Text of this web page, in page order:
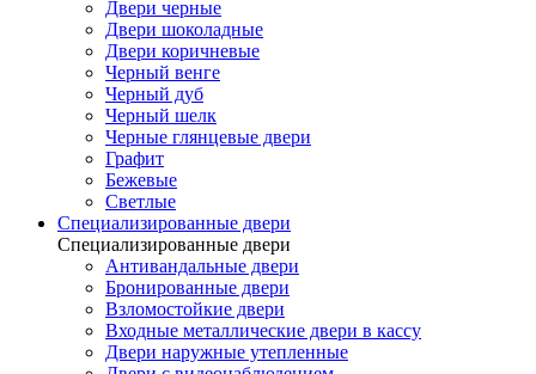
Двери черные
Двери шоколадные
Двери коричневые
Черный венге
Черный дуб
Черный шелк
Черные глянцевые двери
Графит
Бежевые
Светлые
Специализированные двери
Специализированные двери
Антивандальные двери
Бронированные двери
Взломостойкие двери
Входные металлические двери в кассу
Двери наружные утепленные